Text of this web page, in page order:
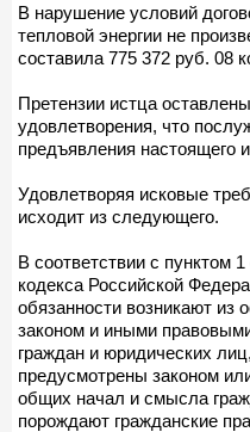
В нарушение условий
тепловой энергии не
составила 775 372 руб. 08
Претензии истца
удовлетворения, что
предъявления настоящего
Удовлетворяя исковые
исходит из следующего.
В соответствии с пунктом 1
кодекса Российской
обязанности возникают из
законом и иными
граждан и юридических
предусмотрены законом
общих начал и смысла
порождают гражданские